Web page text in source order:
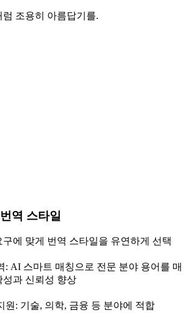
조용히 아름답기를.
역 스타일
에 맞게 번역 스타일을 유연하게 선택
: AI 스마트 매칭으로 전문 분야 용어를 매
성과 신뢰성 향상
원: 기술, 의학, 금융 등 분야에 적합